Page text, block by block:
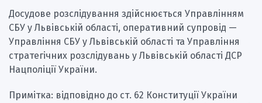
Досудове розслідування здійснюється Управлінням
СБУ у Львівській області, оперативний супровід —
Управління СБУ у Львівській області та Управління
стратегічних розслідувань у Львівській області ДСР
Нацполіції України.
Примітка: відповідно до ст. 62 Конституції України